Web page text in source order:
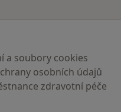
a soubory cookies
osobních údajů
zdravotní péče